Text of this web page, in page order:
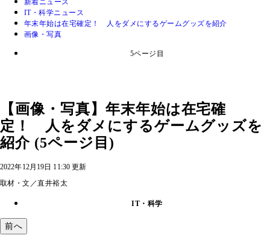
IT・科学ニュース
年末年始は在宅確定！ 人をダメにするゲームグッズを紹介
画像・写真
5ページ目
【画像・写真】年末年始は在宅確
定！ 人をダメにするゲームグッズを
紹介 (5ページ目)
2022年12月19日 11:30 更新
取材・文／直井裕太
IT・科学
前へ